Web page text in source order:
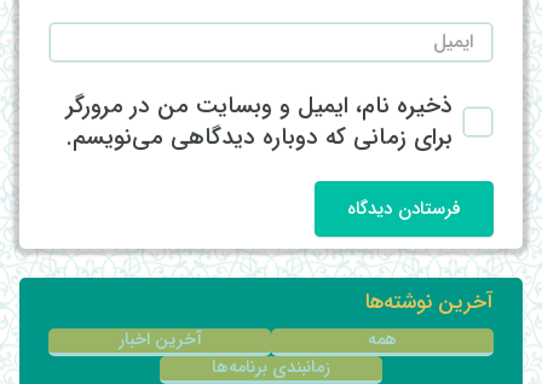
ذخیره نام، ایمیل و وبسایت من در مرورگر
برای زمانی که دوباره دیدگاهی می‌نویسم.
فرستادن دیدگاه
آخرین نوشته‌ها
همه
آخرین اخبار
زمانبندی برنامه‌ها